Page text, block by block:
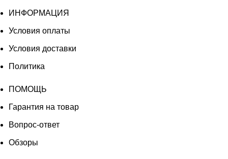
ИНФОРМАЦИЯ
Условия оплаты
Условия доставки
Политика
ПОМОЩЬ
Гарантия на товар
Вопрос-ответ
Обзоры